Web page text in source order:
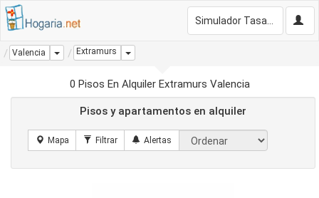
Valencia DropdownExtramurs Dropdown
0 Pisos En Alquiler Extramurs Valencia
Pisos y apartamentos en alquiler